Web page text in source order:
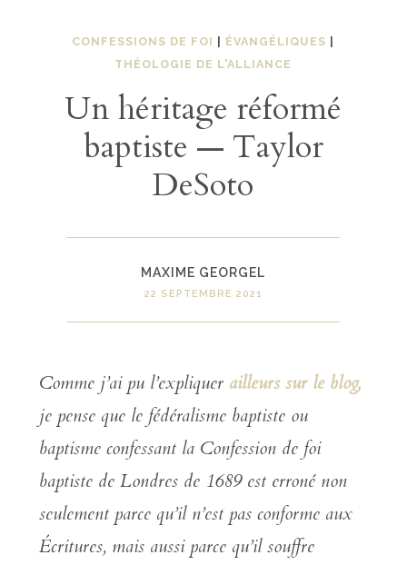
CONFESSIONS DE FOI ÉVANGÉLIQUES
THÉOLOGIE DE L'ALLIANCE
Un héritage réformé
baptiste — Taylor
DeSoto
MAXIME GEORGEL
22 SEPTEMBRE 2021
Comme j’ai pu l’expliquer ailleurs sur le blog,
je pense que le fédéralisme baptiste ou
baptisme confessant la Confession de foi
baptiste de Londres de 1689 est erroné non
seulement parce qu’il n’est pas conforme aux
Écritures, mais aussi parce qu’il souffre